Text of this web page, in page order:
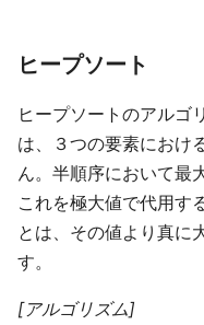
ヒープソート
ヒープソートのアルゴ
は、３つの要素におけ
ん。半順序において最
これを極大値で代用す
とは、その値より真に
す。
[アルゴリズム]